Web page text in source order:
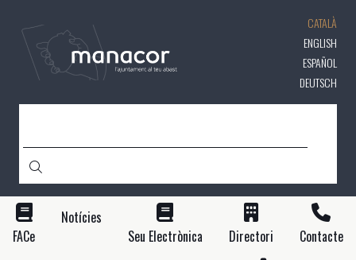
contingut
CATALÀ
ENGLISH
ESPAÑOL
DEUTSCH
FACe
Notícies
Seu Electrònica
Directori
Contacte